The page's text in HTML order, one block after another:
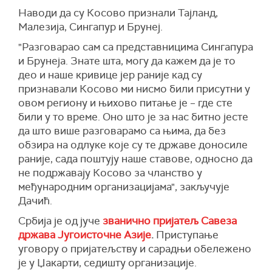
Наводи да су Косово признали Тајланд,
Малезија, Сингапур и Брунеј.
"Разговарао сам са представницима Сингапура
и Брунеја. Знате шта, могу да кажем да је то
део и наше кривице јер раније кад су
признавали Косово ми нисмо били присутни у
овом региону и њихово питање је – где сте
били у то време. Оно што је за нас битно јесте
да што више разговарамо са њима, да без
обзира на одлуке које су те државе доносиле
раније, сада поштују наше ставове, односно да
не подржавају Косово за чланство у
међународним организацијама", закључује
Дачић.
Србија је од јуче званично пријатељ Савеза
држава Југоисточне Азије. Приступање
уговору о пријатељству и сарадњи обележено
је у Џакарти, седишту организације.